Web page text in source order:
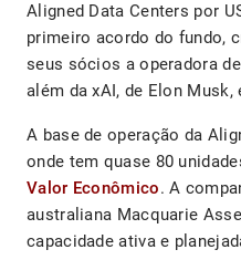
Aligned Data Centers por
primeiro acordo do fundo,
seus sócios a operadora
além da xAI, de Elon Musk,
A base de operação da
onde tem quase 80
Valor Econômico. A
australiana Macquarie
capacidade ativa e